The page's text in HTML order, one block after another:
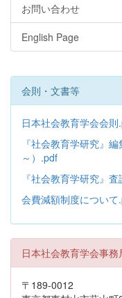
お問い合わせ
English Page
会則・文書等
日本社会教育学会会則
『社会教育学研究』
～）.pdf
『社会教育学研究』
会費減額制度について
日本社会教育学会事務
〒189-0012